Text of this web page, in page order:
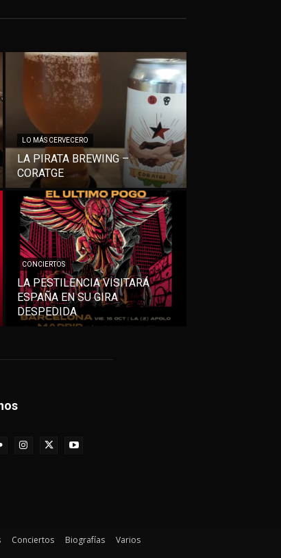
LO MÁS CERVECERO
LA PIRATA BREWING –
CORATGE
CONCIERTOS
LA PESTILENCIA VISITARÁ
ESPAÑA EN SU GIRA
DESPEDIDA
Conciertos Biografías
Varios